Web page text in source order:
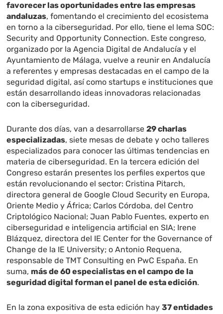
favorecer las oportunidades entre las empresas
andaluzas, fomentando el crecimiento del ecosistema
en torno a la ciberseguridad. Por ello, tiene el lema SOC:
Security and Opportunity Connection. Este congreso,
organizado por la Agencia Digital de Andalucía y el
Ayuntamiento de Málaga, vuelve a reunir en Andalucía
a referentes y empresas destacadas en el campo de la
seguridad digital, así como startups e instituciones que
están desarrollando ideas innovadoras relacionadas
con la ciberseguridad.
Durante dos días, van a desarrollarse29 charlas
especializadas, siete mesas de debate y ocho talleres
especializados para conocer las últimas tendencias en
materia de ciberseguridad. En la tercera edición del
Congreso estarán presentes los perfiles expertos que
están revolucionando el sector: Cristina Pitarch,
directora general de Google Cloud Security en Europa,
Oriente Medio y África; Carlos Córdoba, del Centro
Criptológico Nacional; Juan Pablo Fuentes, experto en
ciberseguridad e inteligencia artificial en SIA; Irene
Blázquez, directora del IE Center for the Governance of
Change de la IE University; o Antonio Requena,
responsable de TMT Consulting en PwC España. En
suma, más de 60 especialistas en el campo de la
seguridad digital forman el panel de esta edición.
En la zona expositiva de esta edición hay37 entidades